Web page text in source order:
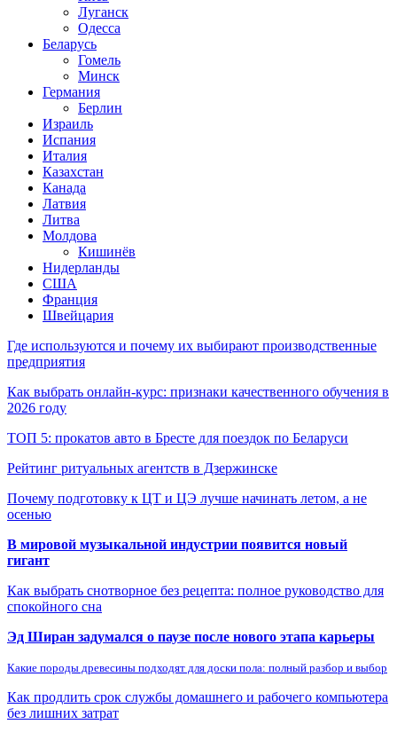
Луганск
Одесса
Беларусь
Гомель
Минск
Германия
Берлин
Израиль
Испания
Италия
Казахстан
Канада
Латвия
Литва
Молдова
Кишинёв
Нидерланды
США
Франция
Швейцария
Где используются и почему их выбирают производственные
предприятия
Как выбрать онлайн-курс: признаки качественного обучения в
2026 году
ТОП 5: прокатов авто в Бресте для поездок по Беларуси
Рейтинг ритуальных агентств в Дзержинске
Почему подготовку к ЦТ и ЦЭ лучше начинать летом, а не
осенью
В мировой музыкальной индустрии появится новый
гигант
Как выбрать снотворное без рецепта: полное руководство для
спокойного сна
Эд Ширан задумался о паузе после нового этапа карьеры
Какие породы древесины подходят для доски пола: полный разбор и выбор
Как продлить срок службы домашнего и рабочего компьютера
без лишних затрат